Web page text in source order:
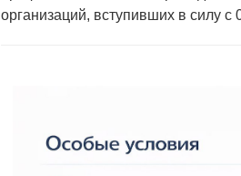
организаций, вступивших в силу